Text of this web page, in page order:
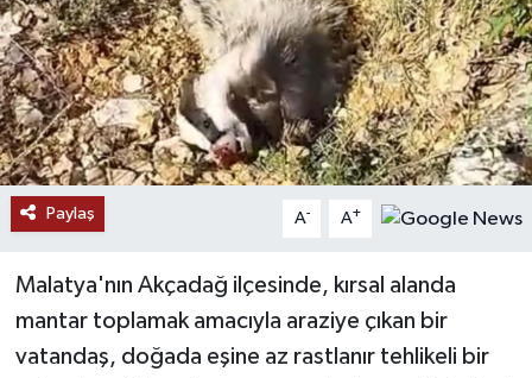
Paylaş A- A+
Malatya'nın Akçadağ ilçesinde, kırsal alanda
mantar toplamak amacıyla araziye çıkan bir
vatandaş, doğada eşine az rastlanır tehlikeli bir
SPONSORLU YAZI
SPOR
TEKNOLOJİ
YAŞAM